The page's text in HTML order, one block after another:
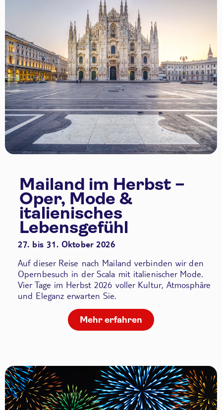
Mailand im Herbst –
Oper, Mode &
italienisches
Lebensgefühl
27. bis 31. Oktober 2026
Auf dieser Reise nach Mailand verbinden wir den
Opernbesuch in der Scala mit italienischer Mode.
Vier Tage im Herbst 2026 voller Kultur, Atmosphäre
und Eleganz erwarten Sie.
Mehr erfahren